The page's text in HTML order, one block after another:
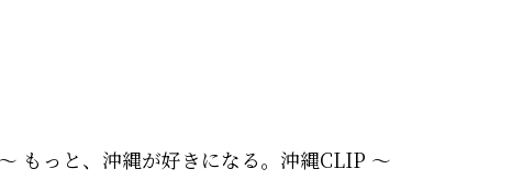
～ もっと、沖縄が好きになる。沖縄CLIP ～